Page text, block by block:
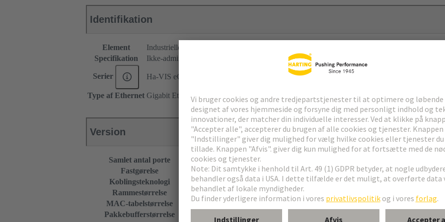
Identifikation
Element
Industrielle Ethernet-switche
Specifikation
Ikke-administreret
Serier Ha-VIS eCon 4000
Type af Ethernet Gigabit Ethernet
Version
Samlet antal porte
8
Fastgørelse
Vægmontering
Koblingsteknologi
Store and Forward
Rammestørrelse
9.216 kB
MAC-tabelstørrelse
4k Indgange
Pakkebufferstørrelse